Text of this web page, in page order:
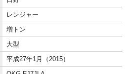
レンジャー
増トン
大型
平成27年1月（2015）